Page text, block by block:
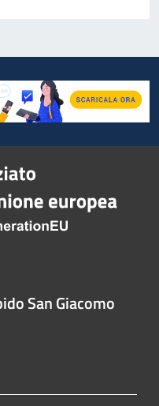
San Giacomo